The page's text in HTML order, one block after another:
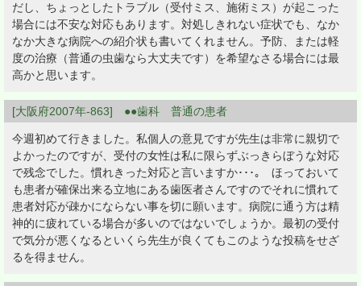
だし、ちょっとしたトラブル（受付ミス、施術ミス）が起こった
場合には不安な対応もあります。対処しきれない症状でも、なか
なか大きな病院への紹介状も書いてくれません。予防、または軽
度の治療（普通の虫歯なら大丈夫です）を希望なさる場合には最
高かと思います。
[大阪府2007年-863] ●●歯科 普通の患者
今週初めて行きました。私個人の意見ですが先生は非常に親切で
よかったのですが、受付の女性は私に限らずぶっきらぼうな対応
で残念でした。慣れきった対応と言いますか･･･｡ ほっておいて
も患者が確保出来る立地にある歯医者さんですのでそれに慣れて
患者対応が疎かにならない事を切に願います。病院に通う方は精
神的に疲れている場合が多いのではないでしょうか。最初の受付
で気分が悪くなるといくら先生が良くてもこのような投稿をせざ
るを得ません。